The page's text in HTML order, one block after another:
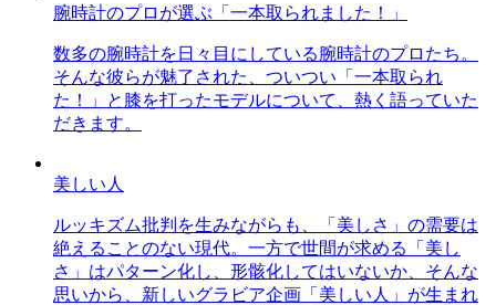
腕時計のプロが選ぶ「一本取られました！」
数多の腕時計を日々目にしている腕時計のプロたち。
そんな彼らが魅了された、ついつい「一本取られ
た！」と膝を打ったモデルについて、熱く語っていた
だきます。
美しい人
ルッキズム批判を生みながらも、「美しさ」の需要は
絶えることのない現代。一方で世間が求める「美し
さ」はパターン化し、形骸化してはいないか、そんな
思いから、新しいグラビア企画「美しい人」が生まれ